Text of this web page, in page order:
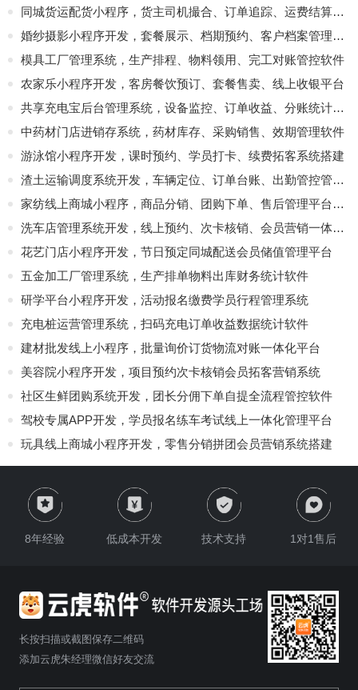
同城货运配货小程序，货主司机撮合、订单追踪、运费结算平台
婚纱摄影小程序开发，套餐展示、档期预约、客户档案管理系统
模具工厂管理系统，生产排程、物料领用、完工对账管控软件
农家乐小程序开发，客房餐饮预订、套餐售卖、线上收银平台
共享充电宝后台管理系统，设备监控、订单收益、分账统计开发
中药材门店进销存系统，药材库存、采购销售、效期管理软件
游泳馆小程序开发，课时预约、学员打卡、续费拓客系统搭建
渣土运输调度系统开发，车辆定位、订单台账、出勤管控管理软件
家纺线上商城小程序，商品分销、团购下单、售后管理平台定制
洗车店管理系统开发，线上预约、次卡核销、会员营销一体化软件
花艺门店小程序开发，节日预定同城配送会员储值管理平台
五金加工厂管理系统，生产排单物料出库财务统计软件
研学平台小程序开发，活动报名缴费学员行程管理系统
充电桩运营管理系统，扫码充电订单收益数据统计软件
建材批发线上小程序，批量询价订货物流对账一体化平台
美容院小程序开发，项目预约次卡核销会员拓客营销系统
社区生鲜团购系统开发，团长分佣下单自提全流程管控软件
驾校专属APP开发，学员报名练车考试线上一体化管理平台
玩具线上商城小程序开发，零售分销拼团会员营销系统搭建
8年经验 低成本开发 技术支持 1对1售后
长按扫描或截图保存二维码
添加云虎朱经理微信好友交流